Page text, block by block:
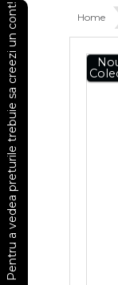
Home
Pentru a vedea preturile trebuie sa creezi un cont!